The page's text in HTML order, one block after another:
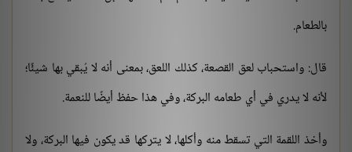
بالطعام.
قال: واستحباب لعق القصعة، كذلك اللعق، بمعنى أنه لا يُبقي بها شيئًا؛
لأنه لا يدري في أي طعامه البركة، وفي هذا حفظ أيضًا للنعمة.
وأخذ اللقمة التي تسقط منه وأكلها، لا يتركها قد يكون فيها البركة، ولا